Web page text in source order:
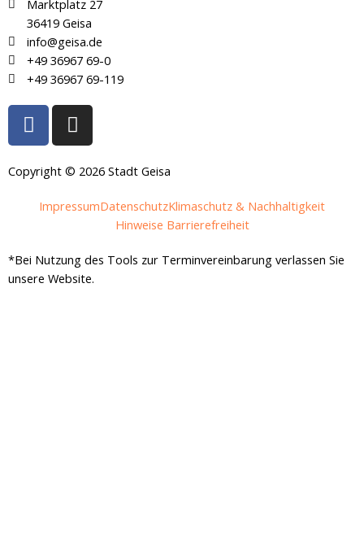
Marktplatz 27
36419 Geisa
info@geisa.de
+49 36967 69-0
+49 36967 69-119
F
a
c
e
k
-
I
n
s
t
g
a
m
Copyright © 2026 Stadt Geisa
ImpressumDatenschutzKlimaschutz & Nachhaltigkeit
Hinweise Barrierefreiheit
*Bei Nutzung des Tools zur Terminvereinbarung verlassen Sie
unsere Website.